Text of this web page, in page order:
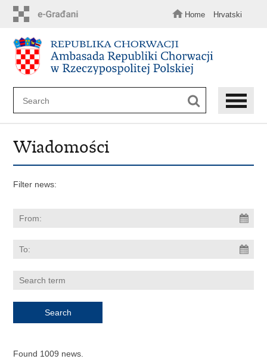
content
Home Hrvatski
Wiadomości
Filter news:
Found 1009 news.